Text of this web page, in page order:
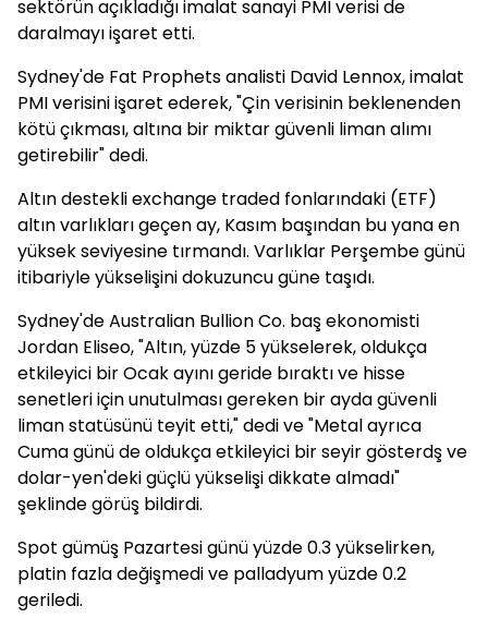
sektörün açıkladığı imalat sanayi PMI verisi de
daralmayı işaret etti.
Sydney'de Fat Prophets analisti David Lennox, imalat
PMI verisini işaret ederek, "Çin verisinin beklenenden
kötü çıkması, altına bir miktar güvenli liman alımı
getirebilir" dedi.
Altın destekli exchange traded fonlarındaki (ETF)
altın varlıkları geçen ay, Kasım başından bu yana en
yüksek seviyesine tırmandı. Varlıklar Perşembe günü
itibariyle yükselişini dokuzuncu güne taşıdı.
Sydney'de Australian Bullion Co. baş ekonomisti
Jordan Eliseo, "Altın, yüzde 5 yükselerek, oldukça
etkileyici bir Ocak ayını geride bıraktı ve hisse
senetleri için unutulması gereken bir ayda güvenli
liman statüsünü teyit etti," dedi ve "Metal ayrıca
Cuma günü de oldukça etkileyici bir seyir gösterdş ve
dolar-yen'deki güçlü yükselişi dikkate almadı"
şeklinde görüş bildirdi.
Spot gümüş Pazartesi günü yüzde 0.3 yükselirken,
platin fazla değişmedi ve palladyum yüzde 0.2
geriledi.